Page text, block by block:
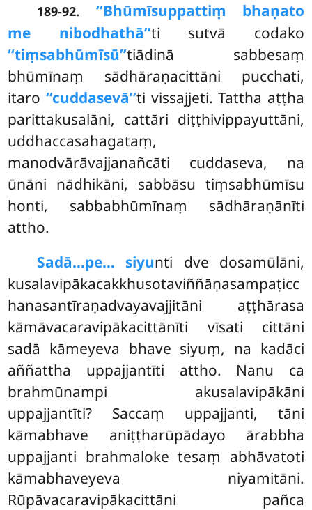
189-92. ‘‘Bhūmīsuppattiṃ bhaṇato
me nibodhathā’’ti sutvā codako
‘‘tiṃsabhūmīsū’’tiādinā sabbesaṃ
bhūmīnaṃ sādhāraṇacittāni pucchati,
itaro ‘‘cuddasevā’’ti vissajjeti. Tattha aṭṭha
parittakusalāni, cattāri diṭṭhivippayuttāni,
uddhaccasahagataṃ,
manodvārāvajjanañcāti cuddaseva, na
ūnāni nādhikāni, sabbāsu tiṃsabhūmīsu
honti, sabbabhūmīnaṃ sādhāraṇānīti
attho.
Sadā…pe… siyunti dve dosamūlāni,
kusalavipākacakkhusotaviññāṇasampaṭicc
hanasantīraṇadvayavajjitāni aṭṭhārasa
kāmāvacaravipākacittānīti vīsati cittāni
sadā kāmeyeva bhave siyuṃ, na kadāci
aññattha uppajjantīti attho. Nanu ca
brahmūnampi akusalavipākāni
uppajjantīti? Saccaṃ uppajjanti, tāni
kāmabhave aniṭṭharūpādayo ārabbha
uppajjanti brahmaloke tesaṃ abhāvatoti
kāmabhaveyeva niyamitāni.
Rūpāvacaravipākacittāni pañca